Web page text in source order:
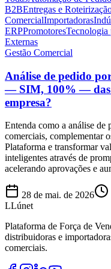
B2BEntregas e
ComercialImportadoras
ERPPromotoresTecnologia
Externas
Gestão Comercial
Análise de pedido
— SIM, 100% — das
empresa?
Entenda como a análise de
comerciais, complementar
Plataforma e transformar
inteligentes através de
acelerando aprovações e
28 de mai. de 2026
LLúnet
Plataforma de Força de
distribuidoras e
comerciais.